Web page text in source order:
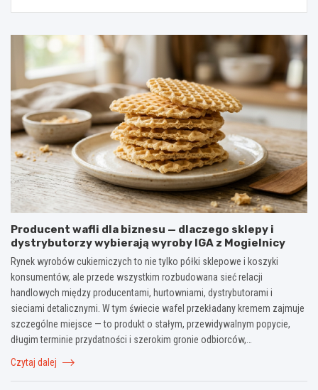
Producent wafli dla biznesu — dlaczego sklepy i
dystrybutorzy wybierają wyroby IGA z Mogielnicy
Rynek wyrobów cukierniczych to nie tylko półki sklepowe i koszyki
konsumentów, ale przede wszystkim rozbudowana sieć relacji
handlowych między producentami, hurtowniami, dystrybutorami i
sieciami detalicznymi. W tym świecie wafel przekładany kremem zajmuje
szczególne miejsce — to produkt o stałym, przewidywalnym popycie,
długim terminie przydatności i szerokim gronie odbiorców,…
Czytaj dalej